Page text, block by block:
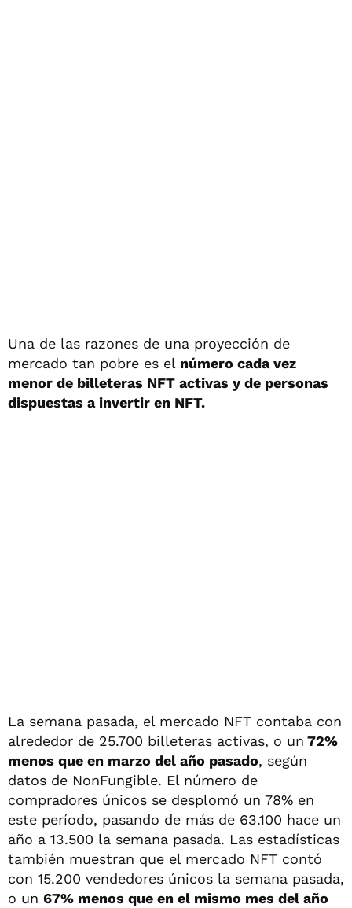
Una de las razones de una proyección de
mercado tan pobre es el número cada vez
menor de billeteras NFT activas y de personas
dispuestas a invertir en NFT.
La semana pasada, el mercado NFT contaba con
alrededor de 25.700 billeteras activas, o un 72%
menos que en marzo del año pasado, según
datos de NonFungible. El número de
compradores únicos se desplomó un 78% en
este período, pasando de más de 63.100 hace un
año a 13.500 la semana pasada. Las estadísticas
también muestran que el mercado NFT contó
con 15.200 vendedores únicos la semana pasada,
o un 67% menos que en el mismo mes del año